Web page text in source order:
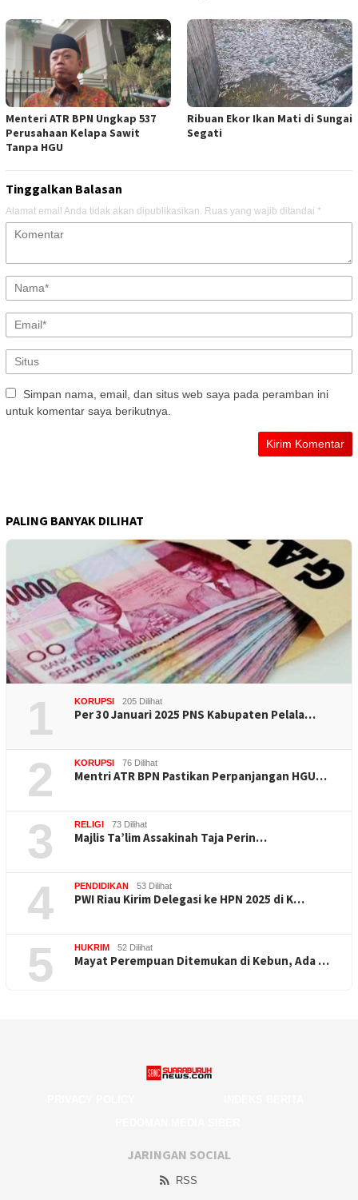
Menteri ATR BPN Ungkap 537
Perusahaan Kelapa Sawit
Tanpa HGU
Ribuan Ekor Ikan Mati di Sungai
Segati
Tinggalkan Balasan
Alamat email Anda tidak akan dipublikasikan. Ruas yang wajib ditandai *
Simpan nama, email, dan situs web saya pada peramban ini
untuk komentar saya berikutnya.
PALING BANYAK DILIHAT
1 KORUPSI 205 Dilihat
Per 30 Januari 2025 PNS Kabupaten Pelala…
2 KORUPSI 76 Dilihat
Mentri ATR BPN Pastikan Perpanjangan HGU…
3 RELIGI 73 Dilihat
Majlis Ta’lim Assakinah Taja Perin…
4 PENDIDIKAN 53 Dilihat
PWI Riau Kirim Delegasi ke HPN 2025 di K…
5 HUKRIM 52 Dilihat
Mayat Perempuan Ditemukan di Kebun, Ada …
JARINGAN SOCIAL
RSS